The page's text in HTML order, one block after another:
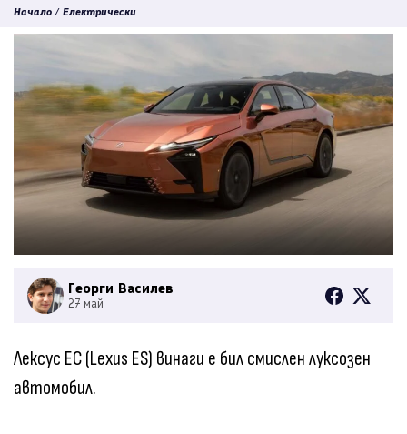
Начало / Електрически
Георги Василев
27 май
Лексус ЕС (Lexus ES) винаги е бил смислен луксозен
автомобил.